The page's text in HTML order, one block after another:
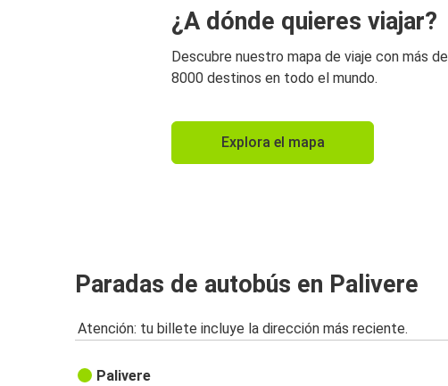
¿A dónde quieres viajar?
Descubre nuestro mapa de viaje con más de
8000 destinos en todo el mundo.
Explora el mapa
Paradas de autobús en Palivere
Atención: tu billete incluye la dirección más reciente.
Palivere